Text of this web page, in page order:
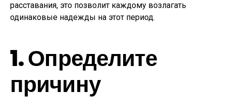
расставания, это позволит каждому возлагать
одинаковые надежды на этот период.
1. Определите
причину